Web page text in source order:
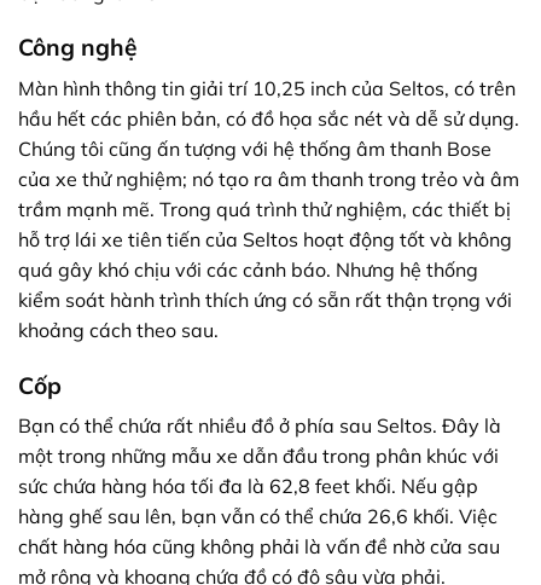
Công nghệ
Màn hình thông tin giải trí 10,25 inch của Seltos, có trên
hầu hết các phiên bản, có đồ họa sắc nét và dễ sử dụng.
Chúng tôi cũng ấn tượng với hệ thống âm thanh Bose
của xe thử nghiệm; nó tạo ra âm thanh trong trẻo và âm
trầm mạnh mẽ. Trong quá trình thử nghiệm, các thiết bị
hỗ trợ lái xe tiên tiến của Seltos hoạt động tốt và không
quá gây khó chịu với các cảnh báo. Nhưng hệ thống
kiểm soát hành trình thích ứng có sẵn rất thận trọng với
khoảng cách theo sau.
Cốp
Bạn có thể chứa rất nhiều đồ ở phía sau Seltos. Đây là
một trong những mẫu xe dẫn đầu trong phân khúc với
sức chứa hàng hóa tối đa là 62,8 feet khối. Nếu gập
hàng ghế sau lên, bạn vẫn có thể chứa 26,6 khối. Việc
chất hàng hóa cũng không phải là vấn đề nhờ cửa sau
mở rộng và khoang chứa đồ có độ sâu vừa phải.